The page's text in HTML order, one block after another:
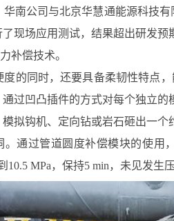
南公司与北京华慧通能源科技
现场应用测试，结果超出研发预
补偿技术。
的同时，还要具备柔韧性特点
过凹凸插件的方式对每个独立
拟钩机、定向钻或岩石砸出一个
。通过管道圆度补偿模块的使
MPa，保持5 min，未见发生压